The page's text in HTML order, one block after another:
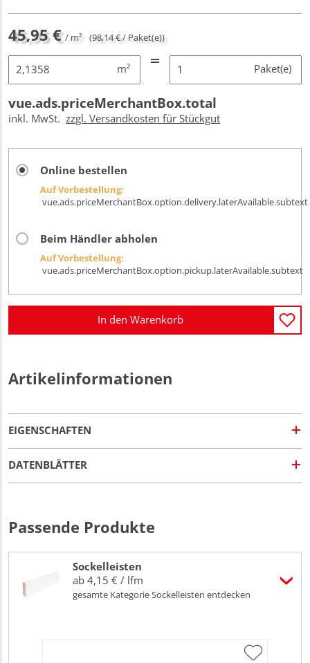
45,95 € / m² (98,14 € / Paket(e))
m² Paket(e)
vue.ads.priceMerchantBox.total
inkl. MwSt. zzgl. Versandkosten für Stückgut
Online bestellen
Auf Vorbestellung:
vue.ads.priceMerchantBox.option.delivery.laterAvailable.subtext
Beim Händler abholen
Auf Vorbestellung:
vue.ads.priceMerchantBox.option.pickup.laterAvailable.subtext
In den Warenkorb
Artikelinformationen
EIGENSCHAFTEN
DATENBLÄTTER
Passende Produkte
Sockelleisten
ab 4,15 € / lfm
gesamte Kategorie Sockelleisten entdecken